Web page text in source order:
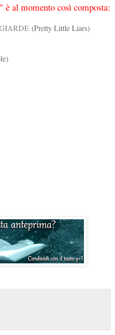
al momento così composta:
(Pretty Little Liars)